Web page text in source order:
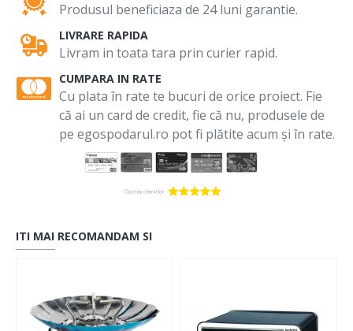
Produsul beneficiaza de 24 luni garantie.
LIVRARE RAPIDA
Livram in toata tara prin curier rapid.
CUMPARA IN RATE
Cu plata în rate te bucuri de orice proiect. Fie
că ai un card de credit, fie că nu, produsele de
pe egospodarul.ro pot fi plătite acum și în rate.
ITI MAI RECOMANDAM SI